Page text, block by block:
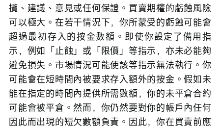
攬、建議、意見或任何保證。買賣期權的虧蝕風險
可以極大。在若干情況下，你所蒙受的虧蝕可能會
超過最初存入的按金數額。即使你設定了備用指
示，例如「止蝕」或「限價」等指示，亦未必能夠
避免損失。市場情況可能使該等指示無法執行。你
可能會在短時間內被要求存入額外的按金。假如未
能在指定的時間內提供所需數額，你的未平倉合約
可能會被平倉。然而，你仍然要對你的帳戶內任何
因此而出現的短欠數額負責。因此，你在買賣前應